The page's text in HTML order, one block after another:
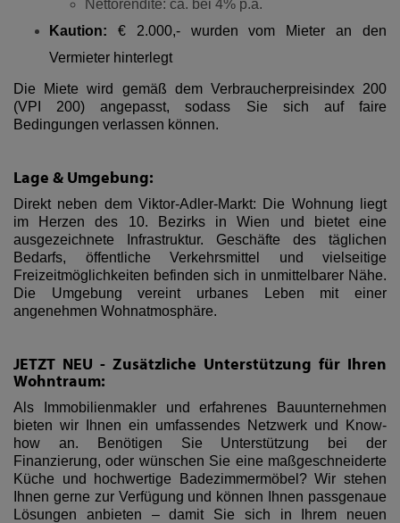
Nettorendite: ca. bei 4% p.a.
Kaution: € 2.000,- wurden vom Mieter an den
Vermieter hinterlegt
Die Miete wird gemäß dem Verbraucherpreisindex 200
(VPI 200) angepasst, sodass Sie sich auf faire
Bedingungen verlassen können.
Lage & Umgebung:
Direkt neben dem Viktor-Adler-Markt: Die Wohnung liegt
im Herzen des 10. Bezirks in Wien und bietet eine
ausgezeichnete Infrastruktur. Geschäfte des täglichen
Bedarfs, öffentliche Verkehrsmittel und vielseitige
Freizeitmöglichkeiten befinden sich in unmittelbarer Nähe.
Die Umgebung vereint urbanes Leben mit einer
angenehmen Wohnatmosphäre.
JETZT NEU - Zusätzliche Unterstützung für Ihren
Wohntraum:
Als Immobilienmakler und erfahrenes Bauunternehmen
bieten wir Ihnen ein umfassendes Netzwerk und Know-
how an. Benötigen Sie Unterstützung bei der
Finanzierung, oder wünschen Sie eine maßgeschneiderte
Küche und hochwertige Badezimmermöbel? Wir stehen
Ihnen gerne zur Verfügung und können Ihnen passgenaue
Lösungen anbieten – damit Sie sich in Ihrem neuen